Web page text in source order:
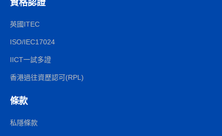
資格認證
英國ITEC
ISO/IEC17024
IICT一試多證
香港過往資歷認可(RPL)
條款
私隱條款